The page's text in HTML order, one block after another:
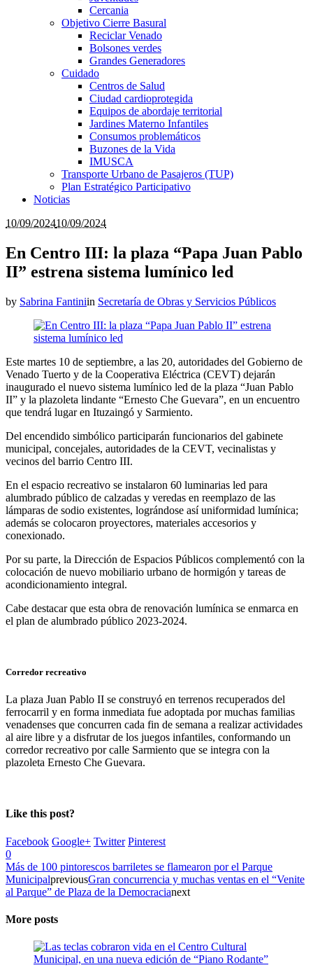
Cercania
Objetivo Cierre Basural
Reciclar Venado
Bolsones verdes
Grandes Generadores
Cuidado
Centros de Salud
Ciudad cardioprotegida
Equipos de abordaje territorial
Jardines Materno Infantiles
Consumos problemáticos
Buzones de la Vida
IMUSCA
Transporte Urbano de Pasajeros (TUP)
Plan Estratégico Participativo
Noticias
10/09/202410/09/2024
En Centro III: la plaza “Papa Juan Pablo
II” estrena sistema lumínico led
by Sabrina Fantiniin Secretaría de Obras y Servicios Públicos
Este martes 10 de septiembre, a las 20, autoridades del Gobierno de
Venado Tuerto y de la Cooperativa Eléctrica (CEVT) dejarán
inaugurado el nuevo sistema lumínico led de la plaza “Juan Pablo
II” y la plazoleta lindante “Ernesto Che Guevara”, en un encuentro
que tendrá lugar en Ituzaingó y Sarmiento.
Del encendido simbólico participarán funcionarios del gabinete
municipal, concejales, autoridades de la CEVT, vecinalistas y
vecinos del barrio Centro III.
En el espacio recreativo se instalaron 60 luminarias led para
alumbrado público de calzadas y veredas en reemplazo de las
lámparas de sodio existentes, lográndose así uniformidad lumínica;
además se colocaron proyectores, materiales accesorios y
conexionado.
Por su parte, la Dirección de Espacios Públicos complementó con la
colocación de nuevo mobiliario urbano de hormigón y tareas de
acondicionamiento integral.
Cabe destacar que esta obra de renovación lumínica se enmarca en
el plan de alumbrado público 2023-2024.
Corredor recreativo
La plaza Juan Pablo II se construyó en terrenos recuperados del
ferrocarril y en forma inmediata fue adoptada por muchas familias
venadenses que concurren cada fin de semana a realizar actividades
al aire libre y a disfrutar de los juegos infantiles, conformando un
corredor recreativo por calle Sarmiento que se integra con la
plazoleta Ernesto Che Guevara.
Like this post?
Facebook Google+ Twitter Pinterest
0
Más de 100 pintorescos barriletes se flamearon por el Parque
MunicipalpreviousGran concurrencia y muchas ventas en el “Venite
al Parque” de Plaza de la Democracianext
More posts